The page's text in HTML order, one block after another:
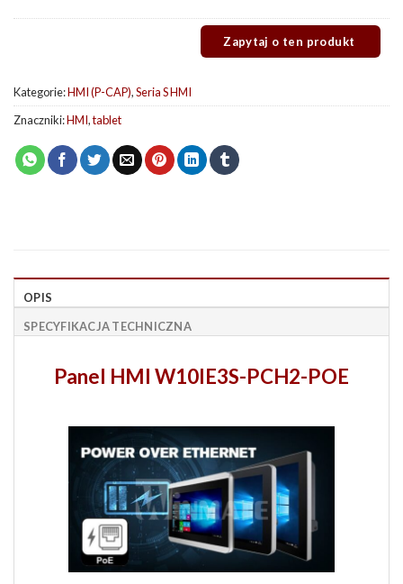
Kategorie:HMI (P-CAP),Seria S HMI
Znaczniki:HMI,tablet
OPIS
SPECYFIKACJA TECHNICZNA
Panel HMI W10IE3S-PCH2-POE